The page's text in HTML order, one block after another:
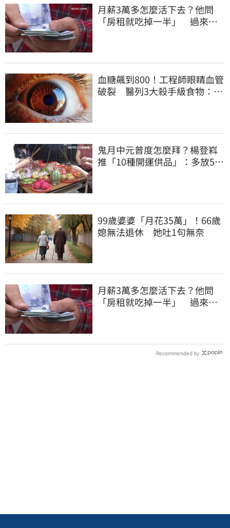
月薪3萬多怎麼活下去？他問
「房租就吃掉一半」 過來人
血糖飆到800！工程師眼睛血管
破裂 醫列3大殺手級食物：很
鬼月中元普度怎麼拜？楊登嵙
推「10種開運供品」：多放5顆
99歲婆婆「月花35萬」！66歲
媳無法退休 她吐1句無奈
月薪3萬多怎麼活下去？他問
「房租就吃掉一半」 過來人
Recommended by